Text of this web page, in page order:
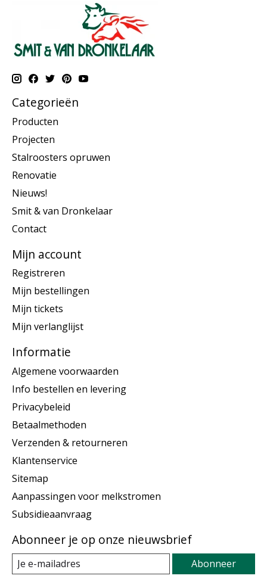
Categorieën
Producten
Projecten
Stalroosters opruwen
Renovatie
Nieuws!
Smit & van Dronkelaar
Contact
Mijn account
Registreren
Mijn bestellingen
Mijn tickets
Mijn verlanglijst
Informatie
Algemene voorwaarden
Info bestellen en levering
Privacybeleid
Betaalmethoden
Verzenden & retourneren
Klantenservice
Sitemap
Aanpassingen voor melkstromen
Subsidieaanvraag
Abonneer je op onze nieuwsbrief
Abonneer